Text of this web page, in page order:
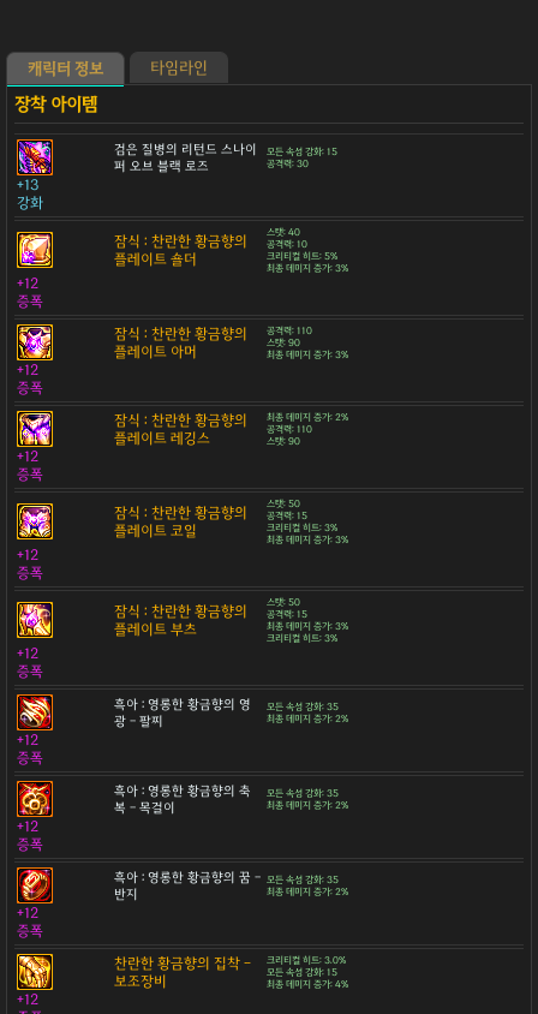
캐릭터 정보 타임라인
검은 질병의 리턴드 스나이
퍼 오브 블랙 로즈
모든 속성 강화: 15
공격력: 30
+13
강화
잠식 : 찬란한 황금향의
플레이트 숄더
스탯: 40
공격력: 10
크리티컬 히트: 5%
최종 데미지 증가: 3%
+12
증폭
잠식 : 찬란한 황금향의
플레이트 아머
공격력: 110
스탯: 90
최종 데미지 증가: 3%
+12
증폭
잠식 : 찬란한 황금향의
플레이트 레깅스
최종 데미지 증가: 2%
공격력: 110
스탯: 90
+12
증폭
잠식 : 찬란한 황금향의
플레이트 코일
스탯: 50
공격력: 15
크리티컬 히트: 3%
최종 데미지 증가: 3%
+12
증폭
잠식 : 찬란한 황금향의
플레이트 부츠
스탯: 50
공격력: 15
최종 데미지 증가: 3%
크리티컬 히트: 3%
+12
증폭
흑아 : 영롱한 황금향의 영
광 - 팔찌
모든 속성 강화: 35
최종 데미지 증가: 2%
+12
증폭
흑아 : 영롱한 황금향의 축
복 - 목걸이
모든 속성 강화: 35
최종 데미지 증가: 2%
+12
증폭
흑아 : 영롱한 황금향의 꿈 -
반지
모든 속성 강화: 35
최종 데미지 증가: 2%
+12
증폭
찬란한 황금향의 집착 -
보조장비
크리티컬 히트: 3.0%
모든 속성 강화: 15
최종 데미지 증가: 4%
+12